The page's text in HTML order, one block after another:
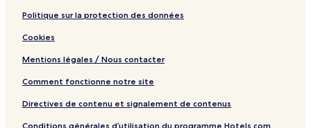
h
c
h
a
u
s
Politique sur la protection des données
Cookies
Mentions légales / Nous contacter
Comment fonctionne notre site
Directives de contenu et signalement de contenus
Conditions générales d’utilisation du programme Hotels.com